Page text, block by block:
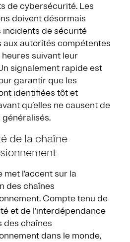
de cybersécurité. Les
doivent désormais
incidents de sécurité
autorités compétentes
heures suivant leur
signalement rapide est
garantir que les
identifiées tôt et
qu’elles ne causent de
de la chaîne
l’accent sur la
des chaînes
Compte tenu de
et de l’interdépendance
des chaînes
dans le monde,